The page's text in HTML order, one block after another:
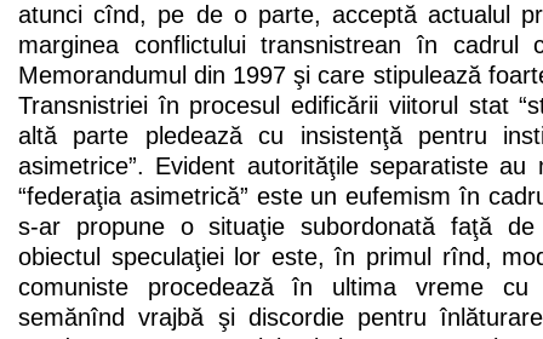
atunci cînd, pe de o parte, acceptă actualul
marginea conflictului transnistrean în cadrul
Memorandumul din 1997 şi care stipulează
Transnistriei în procesul edificării viitorul stat
altă parte pledează cu insistenţă pentru
asimetrice”. Evident autorităţile separatiste
“federaţia asimetrică” este un eufemism în
s-ar propune o situaţie subordonată faţă
obiectul speculaţiei lor este, în primul rînd,
comuniste procedează în ultima vreme cu
semănînd vrajbă şi discordie pentru